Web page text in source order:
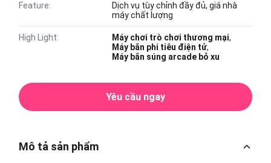
Feature:
Dịch vụ tùy chỉnh đầy đủ, giá nhà
máy chất lượng
High Light: Máy chơi trò chơi thương mại,
Máy bắn phi tiêu điện tử,
Máy bắn súng arcade bỏ xu
Yêu cầu ngay
Mô tả sản phẩm